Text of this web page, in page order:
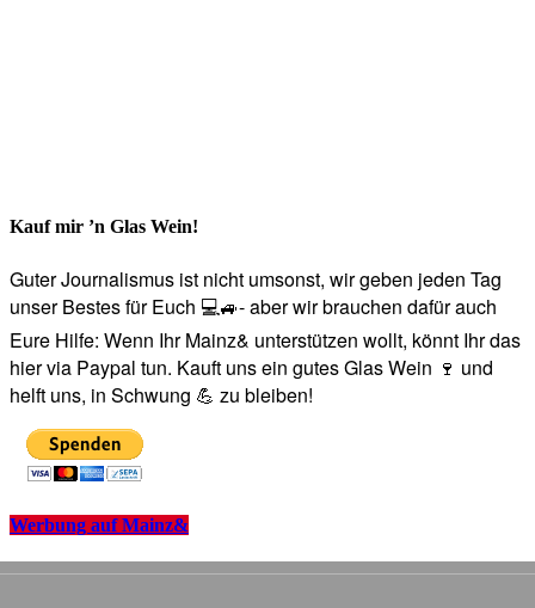
Kauf mir ’n Glas Wein!
Guter Journalismus ist nicht umsonst, wir geben jeden Tag
unser Bestes für Euch 💻🚙- aber wir brauchen dafür auch
Eure Hilfe: Wenn Ihr Mainz& unterstützen wollt, könnt Ihr das
hier via Paypal tun. Kauft uns ein gutes Glas Wein 🍷 und
helft uns, in Schwung 💪 zu bleiben!
Werbung auf Mainz&